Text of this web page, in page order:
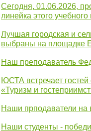
Сегодня, 01.06.2026,
линейка этого учебного
Лучшая городская и
выбраны на площадке
Наш преподаватель
ЮСТА встречает гостей
«Туризм и
Наши прподаватели
Наши студенты -